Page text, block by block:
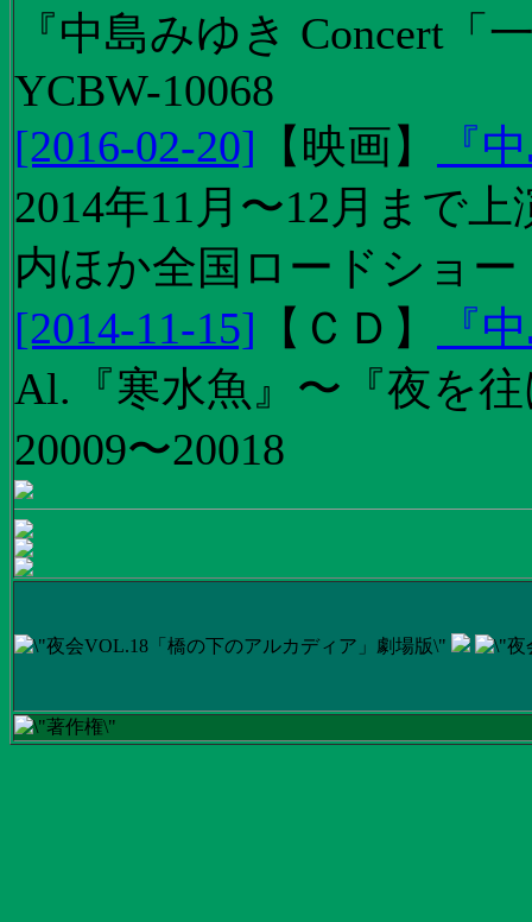
『中島みゆき Concert
YCBW-10068
[2016-02-20] 【 映画】
『
2014年11月〜12月まで
内ほか全国ロードショー
[2014-11-15] 【 ＣＤ 】
『
Al.『寒水魚』〜『夜を
20009〜20018